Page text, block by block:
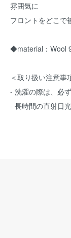
雰囲気に
フロントをどこで
◆material：Wool
＜取り扱い注意事
- 洗濯の際は、必
- 長時間の直射日